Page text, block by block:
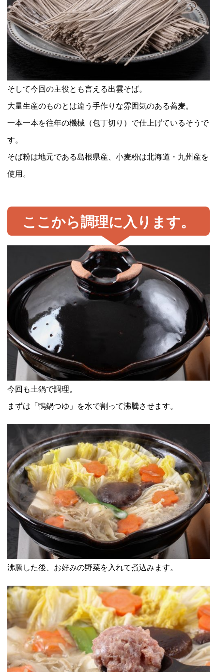
そして今回の主役とも言える出雲そば。
大量生産のものとは違う手作りな雰囲気のある蕎麦。
一本一本を往年の機械（包丁切り）で仕上げているそうで
す。
そば粉は地元である島根県産、小麦粉は北海道・九州産を
使用。
ここから調理に入ります。
今回も土鍋で調理。
まずは「鴨鍋つゆ」を水で割って沸騰させます。
沸騰した後、お好みの野菜を入れて煮込みます。